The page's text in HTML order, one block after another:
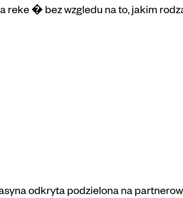
reke � bez wzgledu na to, jakim
odkryta podzielona na